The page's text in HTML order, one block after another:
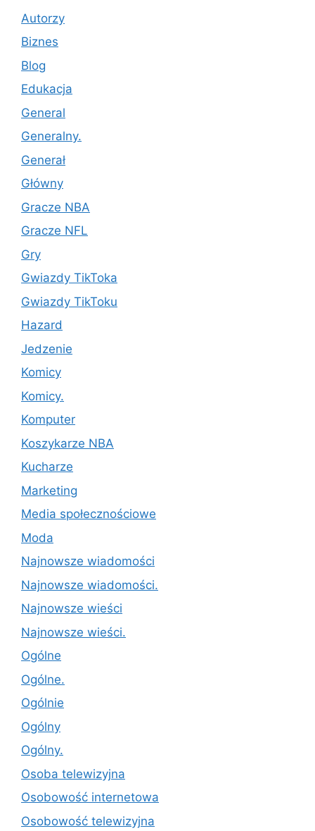
Autorzy
Biznes
Blog
Edukacja
General
Generalny.
Generał
Główny
Gracze NBA
Gracze NFL
Gry
Gwiazdy TikToka
Gwiazdy TikToku
Hazard
Jedzenie
Komicy
Komicy.
Komputer
Koszykarze NBA
Kucharze
Marketing
Media społecznościowe
Moda
Najnowsze wiadomości
Najnowsze wiadomości.
Najnowsze wieści
Najnowsze wieści.
Ogólne
Ogólne.
Ogólnie
Ogólny
Ogólny.
Osoba telewizyjna
Osobowość internetowa
Osobowość telewizyjna